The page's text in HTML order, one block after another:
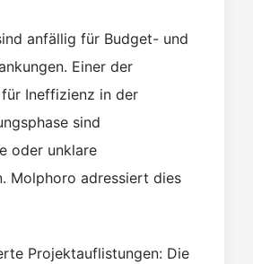
anfällig für Budget- und
Einer der
Ineffizienz in der
sind
oder unklare
Molphoro adressiert dies
Projektauflistungen: Die